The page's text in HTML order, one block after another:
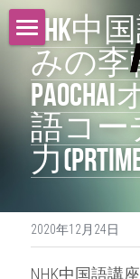
トップ
サービス
ニュース
会社概要
沿革
NHK中
みの李
語コー
力
2020年12月24日
NHK中国語講